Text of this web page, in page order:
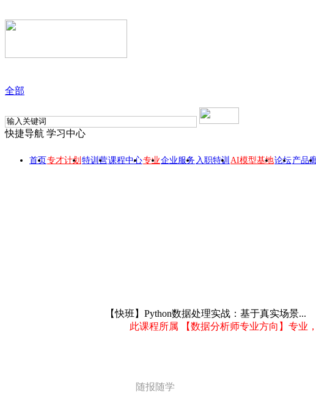
全部
快捷导航 学习中心
首页专才计划 特训营课程中心专业企业服务 入职特训 AI模型基地论坛产品
【快班】Python数据处理实战：基于真实场景...
此课程所属 【数据分析师专业方向】专业
随报随学